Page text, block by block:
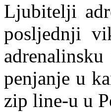
Ljubitelji
posljednji
penjanje u
zip line-u u